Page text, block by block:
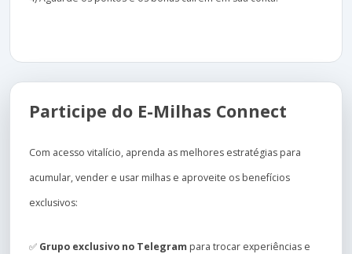
Participe do E-Milhas Connect
Com acesso vitalício, aprenda as melhores estratégias para
acumular, vender e usar milhas e aproveite os benefícios
exclusivos:
✅ Grupo exclusivo no Telegram para trocar experiências e